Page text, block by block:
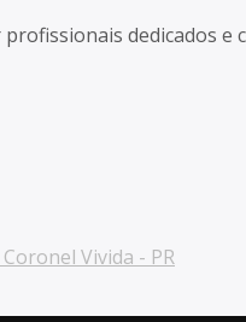
dedicados
Vivida - PR